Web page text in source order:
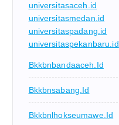
universitasaceh.id
universitasmedan.id
universitaspadang.id
universitaspekanbaru.id
Bkkbnbandaaceh.id
Bkkbnsabang.id
Bkkbnlhokseumawe.id